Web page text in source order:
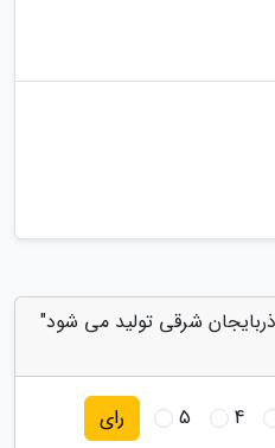
آذربایجان شرقی تولید می شود"
4
5 رای